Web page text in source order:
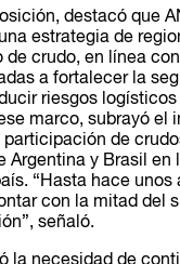
destacó que
estrategia de
de crudo, en línea
a fortalecer la
riesgos logísticos
marco, subrayó el
de
Argentina y Brasil en
“Hasta hace unos
con la mitad del
señaló.